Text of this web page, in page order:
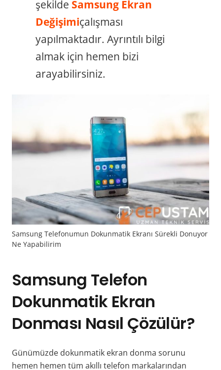
şekilde Samsung Ekran
Değişimiçalışması
yapılmaktadır. Ayrıntılı bilgi
almak için hemen bizi
arayabilirsiniz.
Samsung Telefonumun Dokunmatik Ekranı Sürekli Donuyor
Ne Yapabilirim
Samsung Telefon
Dokunmatik Ekran
Donması Nasıl Çözülür?
Günümüzde dokunmatik ekran donma sorunu
hemen hemen tüm akıllı telefon markalarından